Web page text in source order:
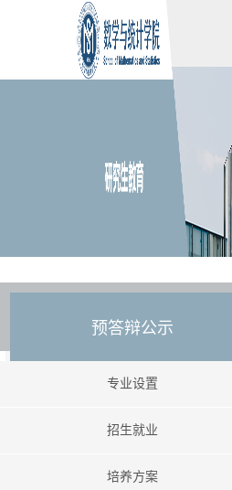
预答辩公示
专业设置
招生就业
培养方案